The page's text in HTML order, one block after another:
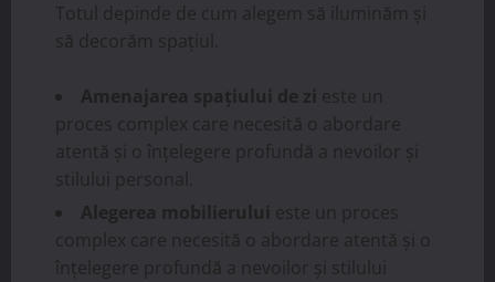
Totul depinde de cum alegem să iluminăm și
să decorăm spațiul.
Amenajarea spațiului de zi este un
proces complex care necesită o abordare
atentă și o înțelegere profundă a nevoilor și
stilului personal.
Alegerea mobilierului este un proces
complex care necesită o abordare atentă și o
înțelegere profundă a nevoilor și stilului